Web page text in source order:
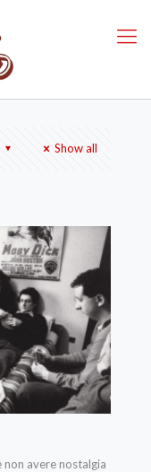
Show all
non avere nostalgia